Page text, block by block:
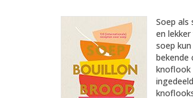
Soep als
en
soep
bekende
knoflook